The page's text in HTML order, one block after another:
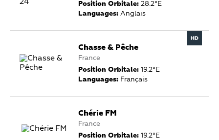
Position Orbitale: 28.2°E
Languages: Anglais
Chasse & Pêche
France
Position Orbitale: 19.2°E
Languages: Français
Chérie FM
France
Position Orbitale: 19.2°E